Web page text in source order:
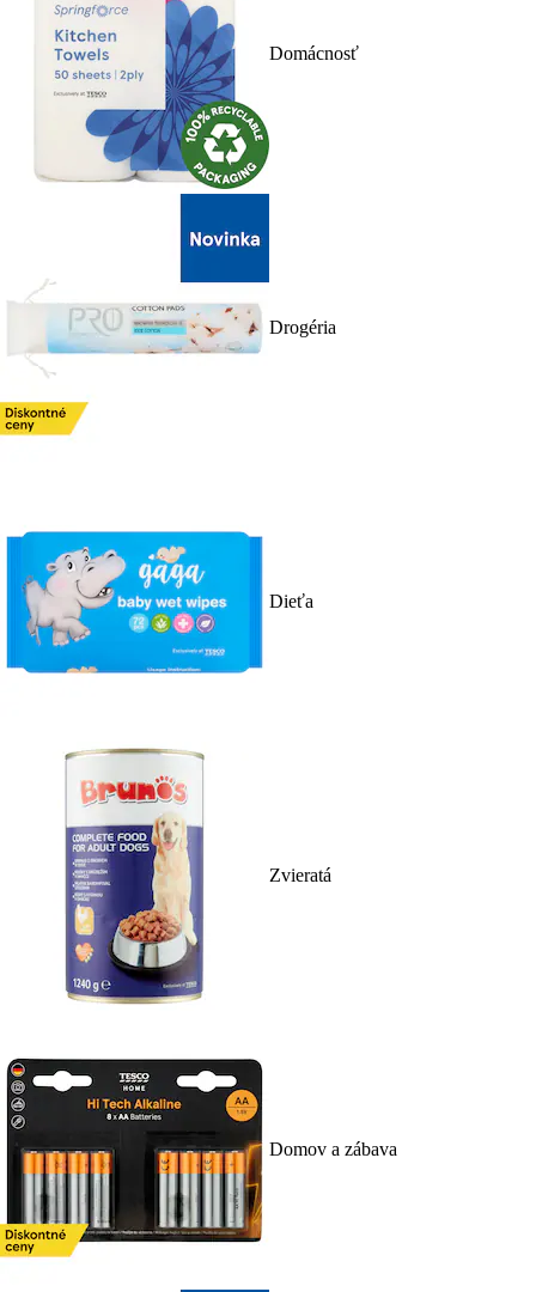
Domácnosť
Drogéria
Dieťa
Zvieratá
Domov a zábava